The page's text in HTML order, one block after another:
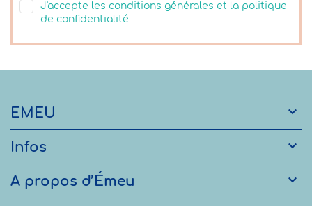
J'accepte les conditions générales et la politique
de confidentialité
EMEU 
Infos 
A propos d’Émeu 